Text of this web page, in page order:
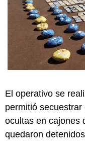
El operativo se
permitió
ocultas en cajones
quedaron